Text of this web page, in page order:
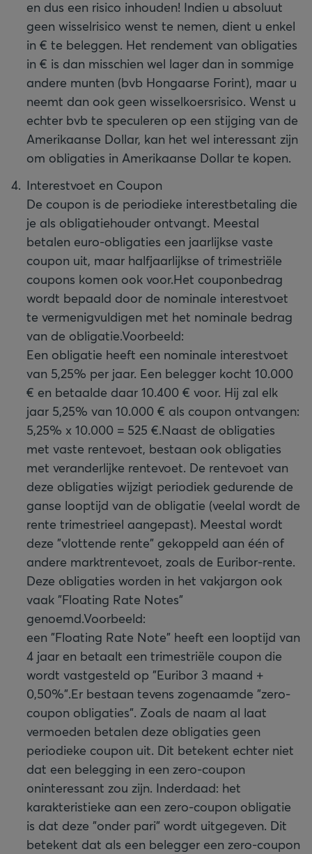
en dus een risico inhouden! Indien u absoluut
geen wisselrisico wenst te nemen, dient u enkel
in € te beleggen. Het rendement van obligaties
in € is dan misschien wel lager dan in sommige
andere munten (bvb Hongaarse Forint), maar u
neemt dan ook geen wisselkoersrisico. Wenst u
echter bvb te speculeren op een stijging van de
Amerikaanse Dollar, kan het wel interessant zijn
om obligaties in Amerikaanse Dollar te kopen.
Interestvoet en Coupon
De coupon is de periodieke interestbetaling die
je als obligatiehouder ontvangt. Meestal
betalen euro-obligaties een jaarlijkse vaste
coupon uit, maar halfjaarlijkse of trimestriële
coupons komen ook voor.Het couponbedrag
wordt bepaald door de nominale interestvoet
te vermenigvuldigen met het nominale bedrag
van de obligatie.Voorbeeld:
Een obligatie heeft een nominale interestvoet
van 5,25% per jaar. Een belegger kocht 10.000
€ en betaalde daar 10.400 € voor. Hij zal elk
jaar 5,25% van 10.000 € als coupon ontvangen:
5,25% x 10.000 = 525 €.Naast de obligaties
met vaste rentevoet, bestaan ook obligaties
met veranderlijke rentevoet. De rentevoet van
deze obligaties wijzigt periodiek gedurende de
ganse looptijd van de obligatie (veelal wordt de
rente trimestrieel aangepast). Meestal wordt
deze "vlottende rente" gekoppeld aan één of
andere marktrentevoet, zoals de Euribor-rente.
Deze obligaties worden in het vakjargon ook
vaak "Floating Rate Notes"
genoemd.Voorbeeld:
een "Floating Rate Note" heeft een looptijd van
4 jaar en betaalt een trimestriële coupon die
wordt vastgesteld op "Euribor 3 maand +
0,50%".Er bestaan tevens zogenaamde "zero-
coupon obligaties". Zoals de naam al laat
vermoeden betalen deze obligaties geen
periodieke coupon uit. Dit betekent echter niet
dat een belegging in een zero-coupon
oninteressant zou zijn. Inderdaad: het
karakteristieke aan een zero-coupon obligatie
is dat deze "onder pari" wordt uitgegeven. Dit
betekent dat als een belegger een zero-coupon